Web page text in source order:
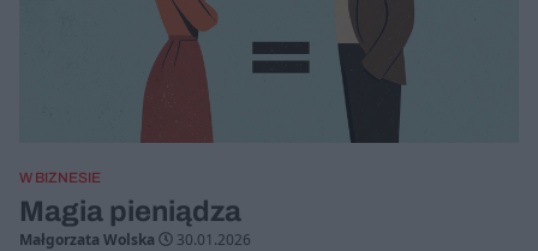
W BIZNESIE
Magia pieniądza
Małgorzata Wolska 30.01.2026